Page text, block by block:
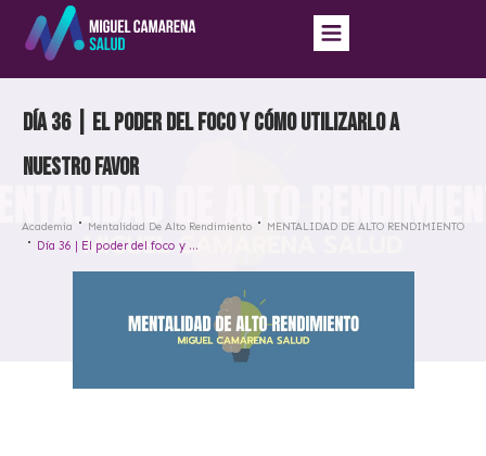
Día 36 | El poder del foco y cómo utilizarlo a
nuestro favor
Academia Mentalidad De Alto Rendimiento MENTALIDAD DE ALTO RENDIMIENTO
Día 36 | El poder del foco y cómo utilizarlo a nuestro favor